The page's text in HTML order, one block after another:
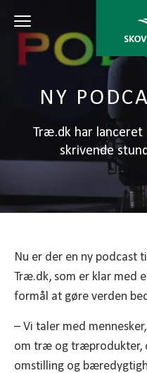
NY
Træ.dk har lanceret
skrivende
Nu er der en ny podcast
Træ.dk, som er klar med
formål at gøre verden
– Vi taler med
om træ og træprodukter,
omstilling og